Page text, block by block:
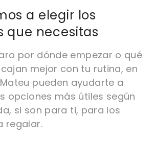
a elegir los
que necesitas
por dónde empezar o qué
mejor con tu rutina, en
pueden ayudarte a
opciones más útiles según
si son para ti, para los
regalar.